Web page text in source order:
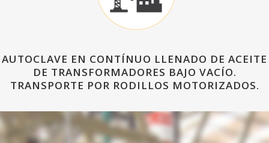
AUTOCLAVE EN CONTÍNUO LLENADO DE ACEITE
DE TRANSFORMADORES BAJO VACÍO.
TRANSPORTE POR RODILLOS MOTORIZADOS.